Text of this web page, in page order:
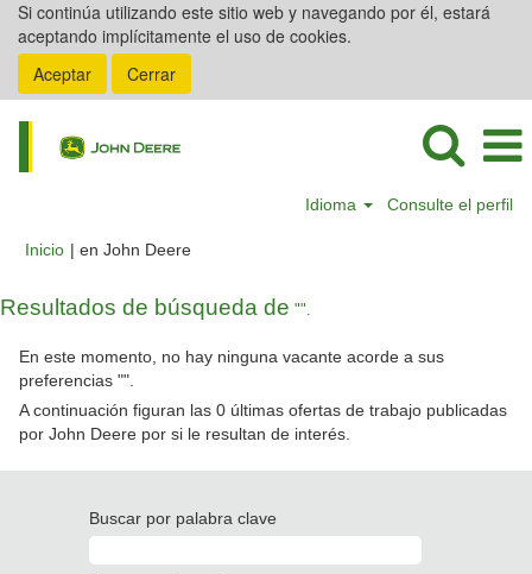
Si continúa utilizando este sitio web y navegando por él, estará
aceptando implícitamente el uso de cookies.
Aceptar
Cerrar
Idioma Consulte el perfil
Inicio | en John Deere(página
Resultados de búsqueda de "".
En este momento, no hay ninguna vacante acorde a sus
preferencias "".
A continuación figuran las 0 últimas ofertas de trabajo publicadas
por John Deere por si le resultan de interés.
Buscar por palabra clave